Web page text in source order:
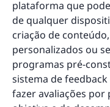
plataforma que
de qualquer
criação de
personalizados ou
programas pré-
sistema de
fazer avaliações por